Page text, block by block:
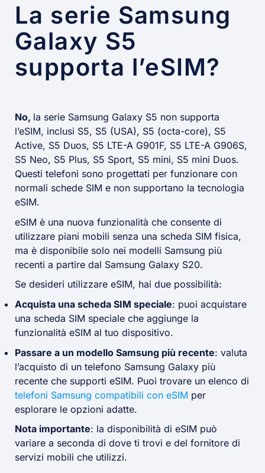
La serie Samsung
Galaxy S5
supporta l’eSIM?
No, la serie Samsung Galaxy S5 non supporta
l’eSIM, inclusi S5, S5 (USA), S5 (octa-core), S5
Active, S5 Duos, S5 LTE-A G901F, S5 LTE-A G906S,
S5 Neo, S5 Plus, S5 Sport, S5 mini, S5 mini Duos.
Questi telefoni sono progettati per funzionare con
normali schede SIM e non supportano la tecnologia
eSIM.
eSIM è una nuova funzionalità che consente di
utilizzare piani mobili senza una scheda SIM fisica,
ma è disponibile solo nei modelli Samsung più
recenti a partire dal Samsung Galaxy S20.
Se desideri utilizzare eSIM, hai due possibilità:
Acquista una scheda SIM speciale: puoi acquistare
una scheda SIM speciale che aggiunge la
funzionalità eSIM al tuo dispositivo.
Passare a un modello Samsung più recente: valuta
l’acquisto di un telefono Samsung Galaxy più
recente che supporti eSIM. Puoi trovare un elenco di
telefoni Samsung compatibili con eSIM per
esplorare le opzioni adatte.
Nota importante: la disponibilità di eSIM può
variare a seconda di dove ti trovi e del fornitore di
servizi mobili che utilizzi.